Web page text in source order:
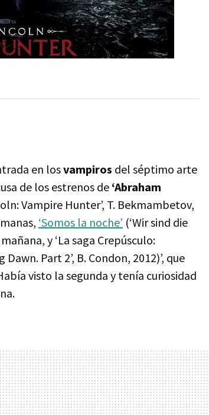
en losvampiros del séptimo arte
de los estrenos de‘Abraham
Vampire Hunter’, T. Bekmambetov,
‘Somos la noche’ (‘Wir sind die
y ‘La saga Crepúsculo:
Part 2’, B. Condon, 2012)’, que
visto la segunda y tenía curiosidad